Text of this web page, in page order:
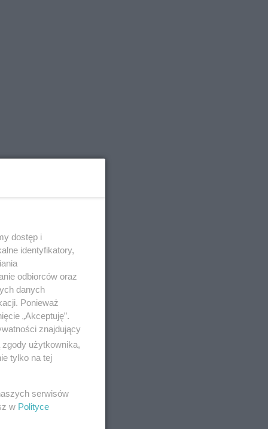
dostęp i
identyfikatory,
odbiorców oraz
danych
Ponieważ
„Akceptuję”.
znajdujący
użytkownika,
tylko na tej
serwisów
w Polityce